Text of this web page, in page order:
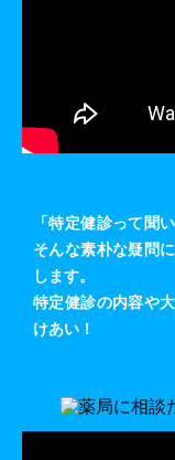
「特定健診って聞
そんな素朴な疑問
します。
特定健診の内容や
けあい！